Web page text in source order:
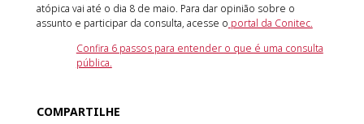
atópica vai até o dia 8 de maio. Para dar opinião sobre o
assunto e participar da consulta, acesse o portal da Conitec.
Confira 6 passos para entender o que é uma consulta
pública.
COMPARTILHE